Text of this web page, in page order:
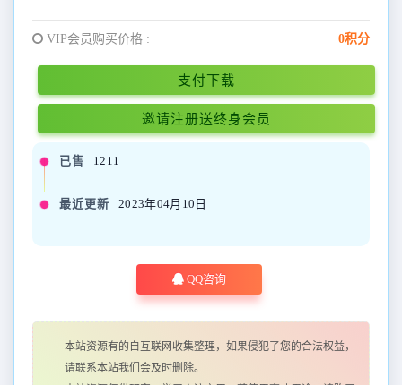
VIP会员购买价格 : 0积分
支付下载
邀请注册送终身会员
已售 1211
最近更新 2023年04月10日
QQ咨询
本站资源有的自互联网收集整理，如果侵犯了您的合法权益，
请联系本站我们会及时删除。